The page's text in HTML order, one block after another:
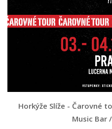
Horkýže Slíže - Čarovné
Music Bar